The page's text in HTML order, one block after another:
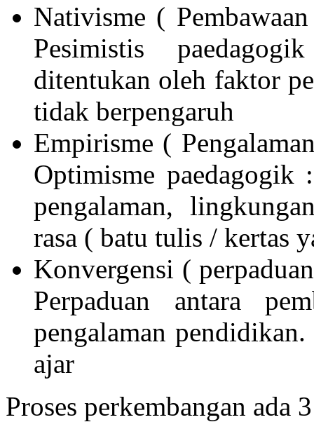
Nativisme (
Pesimistis
ditentukan oleh faktor
tidak berpengaruh
Empirisme (
Optimisme paedagogik
pengalaman,
rasa ( batu tulis / kertas
Konvergensi (
Perpaduan antara
pengalaman
ajar
Proses perkembangan ada